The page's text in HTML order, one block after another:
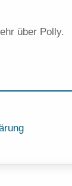
über Polly.